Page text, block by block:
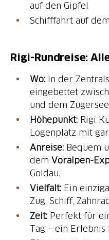
auf den Gipfel
Schifffahrt auf
Rigi-Rundreise:
Wo:In der
eingebettet
und dem
Höhepunkt:Rigi
Logenplatz mit
Anreise:Bequem
dem Voralpen-
Goldau.
Vielfalt:Ein
Zug, Schiff,
Zeit:Perfekt für
Tag – ein Erlebnis